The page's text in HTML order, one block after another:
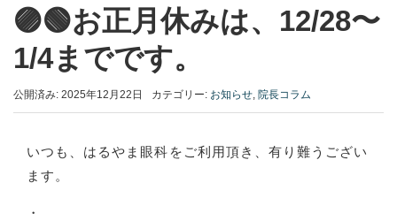
🟣🟢お正月休みは、12/28〜
1/4までです。
公開済み: 2025年12月22日 カテゴリー: お知らせ, 院長コラム
いつも、はるやま眼科をご利用頂き、有り難うござい
ます。
・